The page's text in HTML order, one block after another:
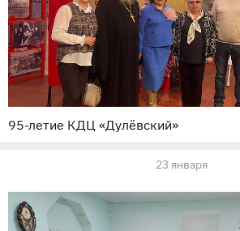
95-летие КДЦ «Дулёвский»
23 января